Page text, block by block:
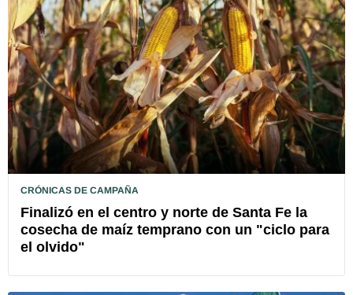
CRÓNICAS DE CAMPAÑA
Finalizó en el centro y norte de Santa Fe la
cosecha de maíz temprano con un "ciclo para
el olvido"